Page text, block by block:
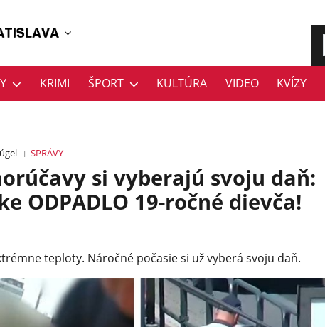
KRIMI ŠPORT KULTÚRA VIDEO KVÍZY
SPRÁVY
si vyberajú svoju daň:
ODPADLO 19-ročné dievča!
teploty. Náročné počasie si už vyberá svoju daň.